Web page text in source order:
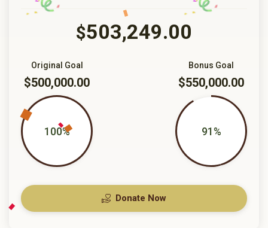
$503,249.00
Bonus Goal
$550,000.00
91%
Original Goal
$500,000.00
100%
Donate Now